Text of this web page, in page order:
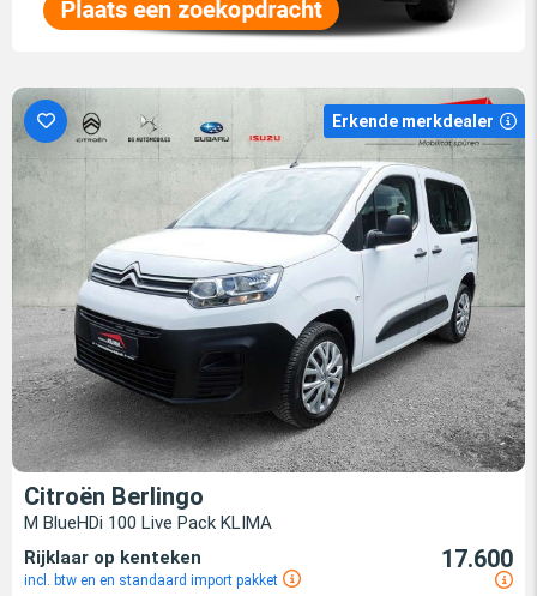
Erkende merkdealer
Citroën Berlingo
M BlueHDi 100 Live Pack KLIMA
Rijklaar op kenteken
incl. btw en en standaard import pakket
17.600